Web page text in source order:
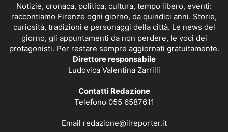
Notizie, cronaca, politica, cultura, tempo libero, eventi:
raccontiamo Firenze ogni giorno, da quindici anni. Storie,
curiosità, tradizioni e personaggi della città. Le news del
giorno, gli appuntamenti da non perdere, le voci dei
protagonisti. Per restare sempre aggiornati gratuitamente.
Direttore responsabile
Ludovica Valentina Zarrilli
Contatti Redazione
Telefono 055 6587611
Email redazione@ilreporter.it